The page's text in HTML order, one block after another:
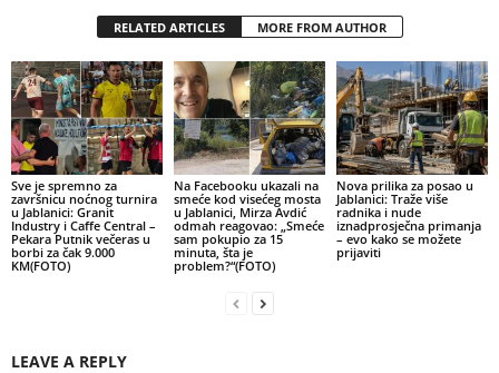
RELATED ARTICLES MORE FROM AUTHOR
Sve je spremno za
završnicu noćnog turnira
u Jablanici: Granit
Industry i Caffe Central –
Pekara Putnik večeras u
borbi za čak 9.000
KM(FOTO)
Na Facebooku ukazali na
smeće kod visećeg mosta
u Jablanici, Mirza Avdić
odmah reagovao: „Smeće
sam pokupio za 15
minuta, šta je
problem?“(FOTO)
Nova prilika za posao u
Jablanici: Traže više
radnika i nude
iznadprosječna primanja
– evo kako se možete
prijaviti
LEAVE A REPLY